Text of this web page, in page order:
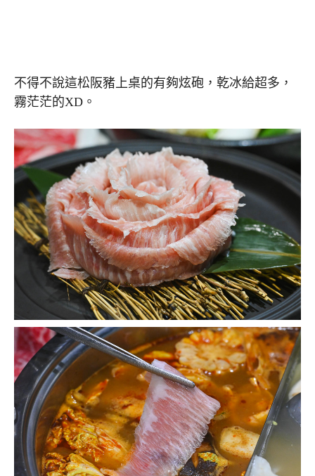
不得不說這松阪豬上桌的有夠炫砲，乾冰給超多，
霧茫茫的XD。